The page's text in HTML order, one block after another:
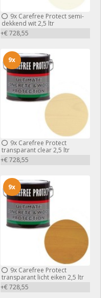
9xCarefree Protect semi-
dekkend wit 2,5 ltr
+€ 728,55
9xCarefree Protect
transparant clear 2,5 ltr
+€ 728,55
9x
9xCarefree Protect
transparant licht eiken 2,5 ltr
+€ 728,55
9x